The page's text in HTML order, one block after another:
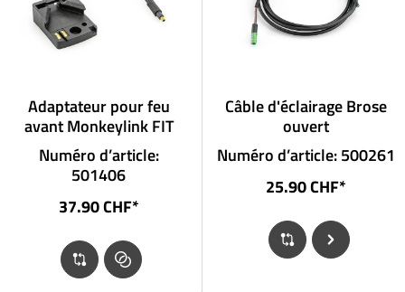
Adaptateur pour feu
avant Monkeylink FIT
Numéro d’article:
501406
37.90 CHF*
Câble d'éclairage Brose
ouvert
Numéro d’article: 500261
25.90 CHF*